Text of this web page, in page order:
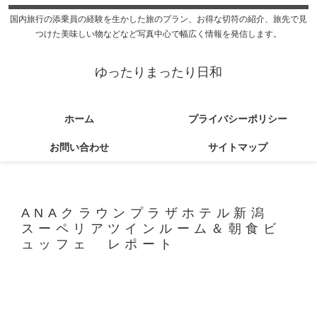
国内旅行の添乗員の経験を生かした旅のプラン、お得な切符の紹介、旅先で見
つけた美味しい物などなど写真中心で幅広く情報を発信します。
ゆったりまったり日和
ホーム プライバシーポリシー
お問い合わせ サイトマップ
ANAクラウンプラザホテル新潟
スーペリアツインルーム＆朝食ビ
ュッフェ レポート